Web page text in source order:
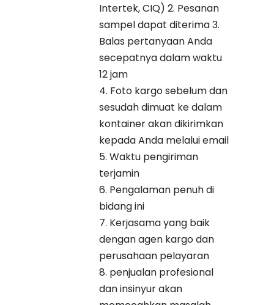
Intertek, CIQ) 2. Pesanan
sampel dapat diterima 3.
Balas pertanyaan Anda
secepatnya dalam waktu
12 jam
4. Foto kargo sebelum dan
sesudah dimuat ke dalam
kontainer akan dikirimkan
kepada Anda melalui email
5. Waktu pengiriman
terjamin
6. Pengalaman penuh di
bidang ini
7. Kerjasama yang baik
dengan agen kargo dan
perusahaan pelayaran
8. penjualan profesional
dan insinyur akan